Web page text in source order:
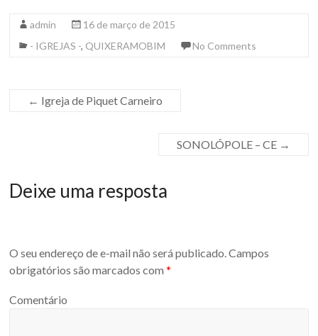
admin
16 de março de 2015
- IGREJAS -, QUIXERAMOBIM No Comments
← Igreja de Piquet Carneiro
SONOLÓPOLE – CE →
Deixe uma resposta
O seu endereço de e-mail não será publicado.Campos
obrigatórios são marcados com*
Comentário